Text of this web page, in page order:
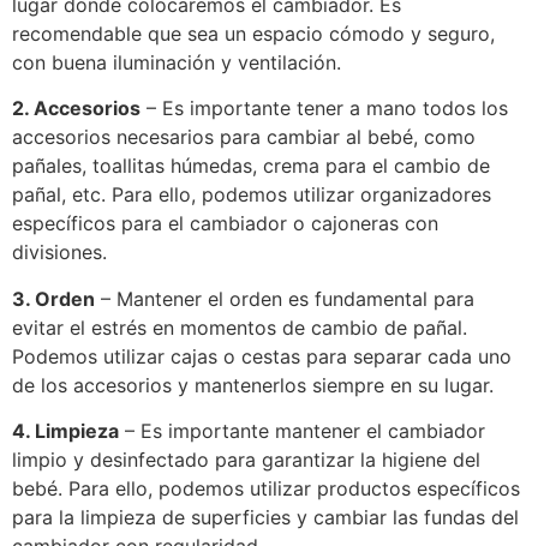
recomendable que sea un espacio cómodo y seguro,
con buena iluminación y ventilación.
2. Accesorios – Es importante tener a mano todos los
accesorios necesarios para cambiar al bebé, como
pañales, toallitas húmedas, crema para el cambio de
pañal, etc. Para ello, podemos utilizar organizadores
específicos para el cambiador o cajoneras con
divisiones.
3. Orden – Mantener el orden es fundamental para
evitar el estrés en momentos de cambio de pañal.
Podemos utilizar cajas o cestas para separar cada uno
de los accesorios y mantenerlos siempre en su lugar.
4. Limpieza – Es importante mantener el cambiador
limpio y desinfectado para garantizar la higiene del
bebé. Para ello, podemos utilizar productos específicos
para la limpieza de superficies y cambiar las fundas del